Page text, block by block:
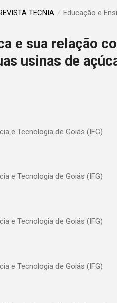
TECNIA / Educação e
e sua relação
usinas de
e Tecnologia de Goiás (IFG)
e Tecnologia de Goiás (IFG)
e Tecnologia de Goiás (IFG)
e Tecnologia de Goiás (IFG)